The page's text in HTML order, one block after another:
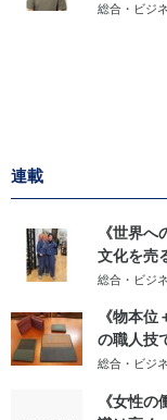
総合・ビジ
連載
《世界
文化を売
総合・ビジ
《物本
の職人技
総合・ビジ
《女性